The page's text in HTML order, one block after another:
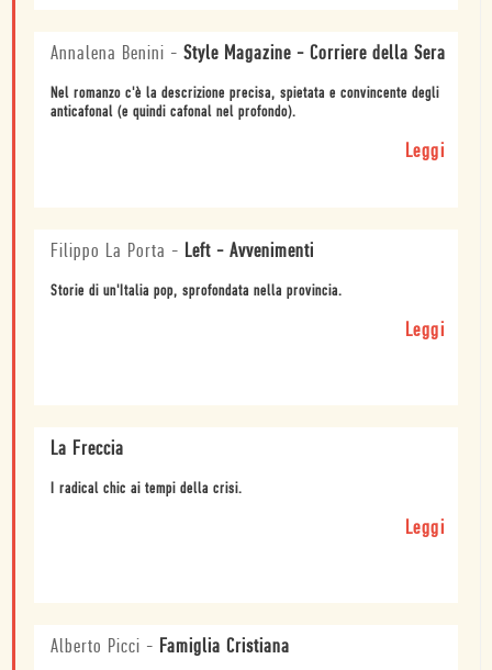
Annalena Benini - Style Magazine - Corriere della Sera
Nel romanzo c'è la descrizione precisa, spietata e convincente degli
anticafonal (e quindi cafonal nel profondo).
Leggi
Filippo La Porta - Left - Avvenimenti
Storie di un'Italia pop, sprofondata nella provincia.
Leggi
La Freccia
I radical chic ai tempi della crisi.
Leggi
Alberto Picci - Famiglia Cristiana